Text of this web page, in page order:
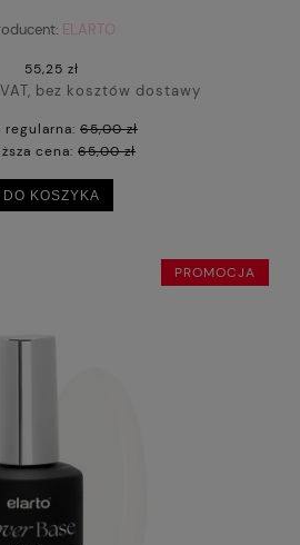
ELARTO
55,25 zł
bez kosztów dostawy
regularna: 65,00 zł
cena: 65,00 zł
DO KOSZYKA
PROMOCJA